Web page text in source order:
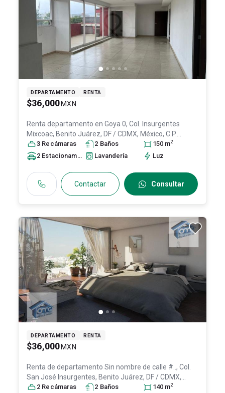
DEPARTAMENTO RENTA
$36,000 MXN
Renta departamento en Goya 0, Col. Insurgentes
Mixcoac, Benito Juárez, DF / CDMX, México, C.P.
03920, ID:31553494
3 Recámaras 2 Baños 150 m2
2 Estacionamiento sLavandería Luz
Contactar Consultar
DEPARTAMENTO RENTA
$36,000 MXN
Renta de departamento Sin nombre de calle #.., Col.
San José Insurgentes, Benito Juárez, DF / CDMX,
México, C.P. 03900 , ID:22999372
2 Recámaras 2 Baños 140 m2